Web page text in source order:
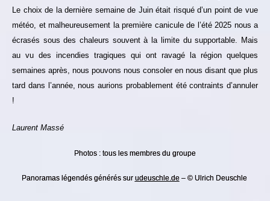
Le choix de la dernière semaine de Juin était risqué d’un point de vue
météo, et malheureusement la première canicule de l’été 2025 nous a
écrasés sous des chaleurs souvent à la limite du supportable. Mais
au vu des incendies tragiques qui ont ravagé la région quelques
semaines après, nous pouvons nous consoler en nous disant que plus
tard dans l’année, nous aurions probablement été contraints d’annuler
!
Laurent Massé
Photos : tous les membres du groupe
Panoramas légendés générés sur udeuschle.de– © Ulrich Deuschle